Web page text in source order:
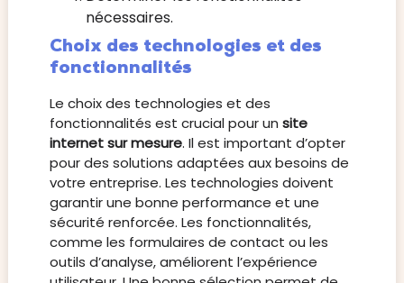
nécessaires.
Choix des technologies et des
fonctionnalités
Le choix des technologies et des
fonctionnalités est crucial pour un site
internet sur mesure. Il est important d’opter
pour des solutions adaptées aux besoins de
votre entreprise. Les technologies doivent
garantir une bonne performance et une
sécurité renforcée. Les fonctionnalités,
comme les formulaires de contact ou les
outils d’analyse, améliorent l’expérience